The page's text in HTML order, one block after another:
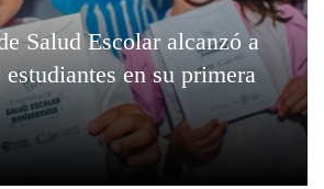
Salud Escolar alcanzó a
en su primera